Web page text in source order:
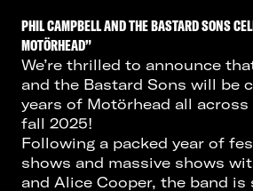
PHIL CAMPBELL AND THE BASTARD SONS
MOTÖRHEAD”
We’re thrilled to announce
and the Bastard Sons will be
years of Motörhead all
fall 2025!
Following a packed year of
shows and massive shows
and Alice Cooper, the band is